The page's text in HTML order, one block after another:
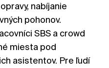
nabíjanie
pohonov.
SBS a crowd
miesta pod
asistentov. Pre ľudí